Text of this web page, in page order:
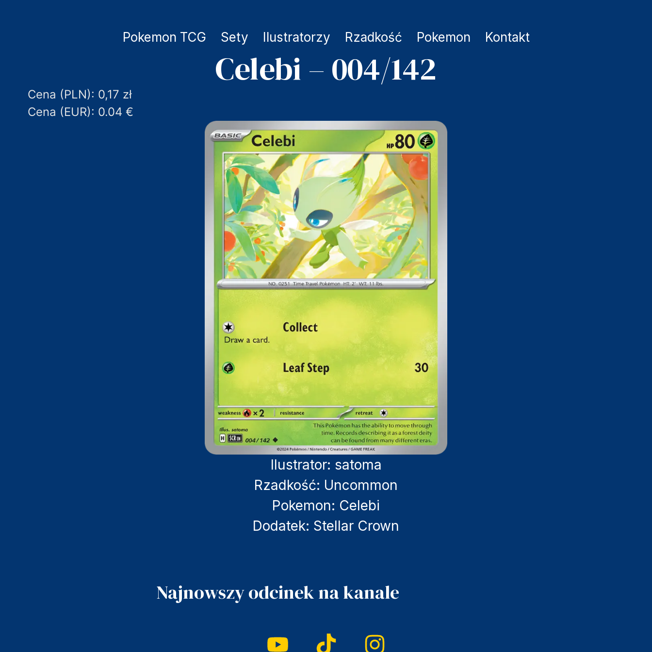
Pokemon TCG Sety Ilustratorzy Rzadkość Pokemon Kontakt
Celebi – 004/142
Cena (PLN): 0,17 zł
Cena (EUR): 0.04 €
Ilustrator: satoma
Rzadkość: Uncommon
Pokemon: Celebi
Dodatek: Stellar Crown
Najnowszy odcinek na kanale